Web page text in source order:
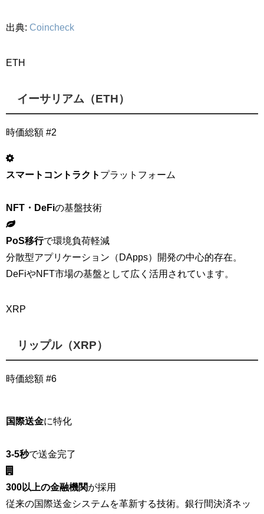
出典: Coincheck
ETH
イーサリアム（ETH）
時価総額 #2
スマートコントラクト プラットフォーム
NFT・DeFiの基盤技術
PoS移行で環境負荷軽減
分散型アプリケーション（DApps）開発の中心的存在。
DeFiやNFT市場の基盤として広く活用されています。
XRP
リップル（XRP）
時価総額 #6
国際送金に特化
3-5秒で送金完了
300以上の金融機関が採用
従来の国際送金システムを革新する技術。銀行間決済ネッ